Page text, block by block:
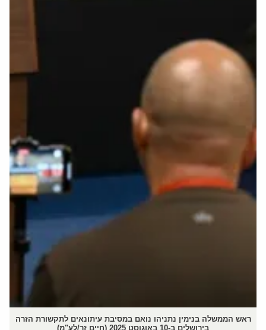
ראש הממשלה בנימין נתניהו נואם במסיבת עיתונאים לתקשורת הזרה
בירושלים ב-10 באוגוסט 2025 (חיים זך/לע"מ)